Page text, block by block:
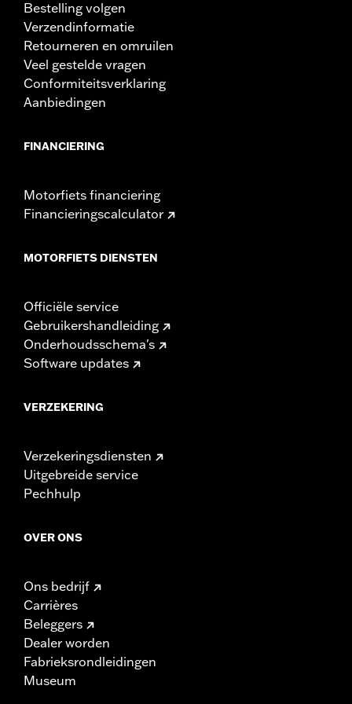
Bestelling volgen
Verzendinformatie
Retourneren en omruilen
Veel gestelde vragen
Conformiteitsverklaring
Aanbiedingen
FINANCIERING
Motorfiets financiering
Financieringscalculator
MOTORFIETS DIENSTEN
Officiële service
Gebruikershandleiding
Onderhoudsschema's
Software updates
VERZEKERING
Verzekeringsdiensten
Uitgebreide service
Pechhulp
OVER ONS
Ons bedrijf
Carrières
Beleggers
Dealer worden
Fabrieksrondleidingen
Museum